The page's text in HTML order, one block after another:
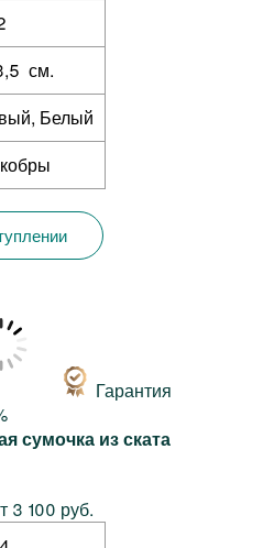
см.
Белый
Гарантия
сумочка из ската
3 100 руб.